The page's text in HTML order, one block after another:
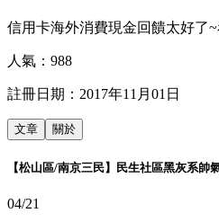
信用卡海外消費現金回饋太好了
人氣： 988
註冊日期： 2017年11月01日
文章 關於
【松山區/南京三民】民生社區黑灰系
04/21